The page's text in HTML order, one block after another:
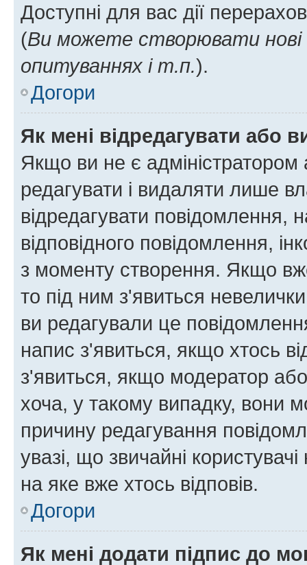
Доступні для вас дії
(Ви можете створювати
опитуваннях і т.п.).
Догори
Як мені відредагувати або
Якщо ви не є
редагувати і видаляти лише
відредагувати повідомлення,
відповідного повідомлення,
з моменту створення. Якщо
то під ним з'явиться
ви редагували це
напис з'явиться, якщо хтось
з'явиться, якщо модератор
хоча, у такому випадку, вони
причину редагування
увазі, що звичайні
на яке вже хтось відповів.
Догори
Як мені додати підпис до